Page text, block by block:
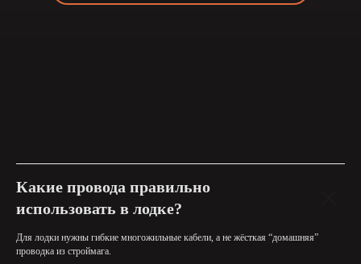
Какие провода правильно
использовать в лодке?
Для лодки нужны гибкие многожильные кабели, а не жёсткая “домашняя”
проводка из строймага.